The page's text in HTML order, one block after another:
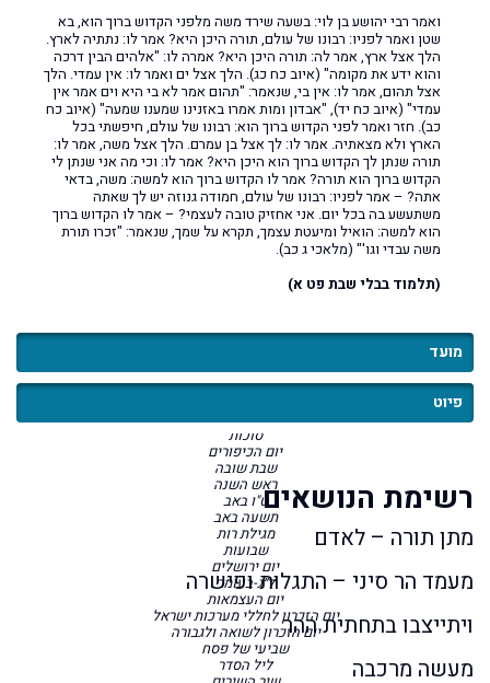
תשעה באב
שבועות
מגילת רות
יום ירושלים
ל״ג-בעומר
יום העצמאות
יום הזכרון לחללי מערכות ישראל
שבת וראש חודש
יום הזכרון לשואה ולגבורה
שביעי של פסח
שיר השירים
ליל הסדר
פסח
שבת הגדול
שבת החודש
שבת שקלים
חנוכה
טל ומטר
קהלת
סוכות
יום הכיפורים
שבת שובה
ראש השנה
ט"ו באב
תשעה באב
מגילת רות
שבועות
יום ירושלים
ל״ג-בעומר
יום העצמאות
יום הזכרון לחללי מערכות ישראל
יום הזכרון לשואה ולגבורה
שביעי של פסח
ליל הסדר
ואמר רבי יהושע בן לוי: בשעה שירד משה מלפני הקדוש ברוך הוא, בא
שטן ואמר לפניו: רבונו של עולם, תורה היכן היא? אמר לו: נתתיה לארץ.
הלך אצל ארץ, אמר לה: תורה היכן היא? אמרה לו: "אלהים הבין דרכה
והוא ידע את מקומה" (איוב כח כג). הלך אצל ים ואמר לו: אין עמדי. הלך
אצל תהום, אמר לו: אין בי, שנאמר: "תהום אמר לא בי היא וים אמר אין
עמדי" (איוב כח יד), "אבדון ומות אמרו באזנינו שמענו שמעה" (איוב כח
כב). חזר ואמר לפני הקדוש ברוך הוא: רבונו של עולם, חיפשתי בכל
הארץ ולא מצאתיה. אמר לו: לך אצל בן עמרם. הלך אצל משה, אמר לו:
תורה שנתן לך הקדוש ברוך הוא היכן היא? אמר לו: וכי מה אני שנתן לי
הקדוש ברוך הוא תורה? אמר לו הקדוש ברוך הוא למשה: משה, בדאי
אתה? – אמר לפניו: רבונו של עולם, חמודה גנוזה יש לך שאתה
משתעשע בה בכל יום. אני אחזיק טובה לעצמי? – אמר לו הקדוש ברוך
הוא למשה: הואיל ומיעטת עצמך, תקרא על שמך, שנאמר: "זכרו תורת
משה עבדי וגו'" (מלאכי ג כב).
(תלמוד בבלי שבת פט א)
מועד
פיוט
רשימת הנושאים
מתן תורה – לאדם
מעמד הר סיני – התגלות ופישרה
ויתייצבו בתחתית ההר
מעשה מרכבה